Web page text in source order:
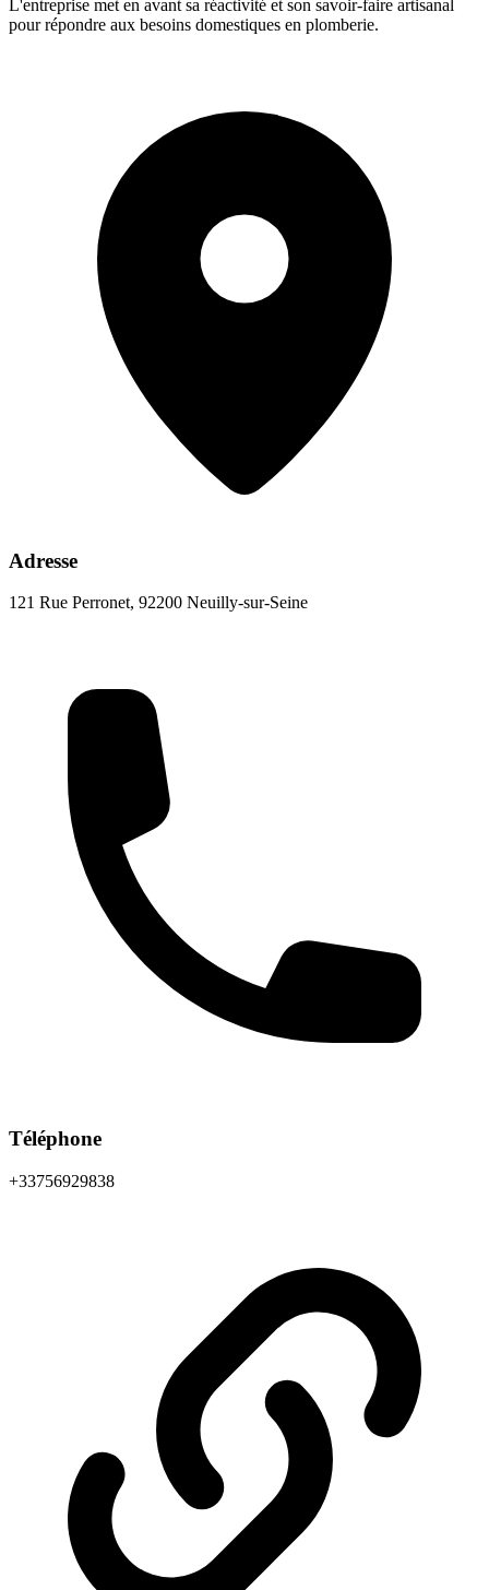
L'entreprise met en avant sa réactivité et son savoir-faire artisanal
pour répondre aux besoins domestiques en plomberie.
Adresse
121 Rue Perronet, 92200 Neuilly-sur-Seine
Téléphone
+33756929838